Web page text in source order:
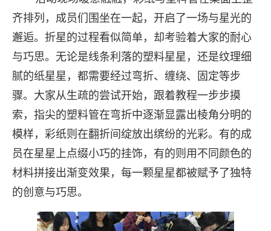
齐排列，成员们围坐在一起，开启了一场与星光的
邂逅。折星的过程看似简单，却考验着大家的耐心
与巧思。无论是线条利落的塑料星星，还是纹理细
腻的纸星星，都需要经过弯折、缠绕、固定等步
骤。大家从生疏的尝试开始，跟着教程一步步摸
索，指尖的塑料管在弯折中逐渐显露出棱角分明的
模样，彩纸则在翻折间绽放出缤纷的光彩。有的成
员在星星上点缀小巧的挂饰，有的则用不同颜色的
材料拼接出渐变效果，每一颗星星都被赋予了独特
的创意与巧思。